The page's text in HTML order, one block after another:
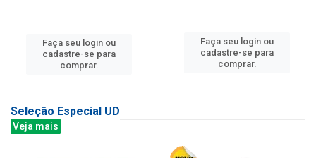
Faça seu login ou
cadastre-se para
comprar.
Faça seu login ou
cadastre-se para
comprar.
Seleção Especial UD
Veja mais